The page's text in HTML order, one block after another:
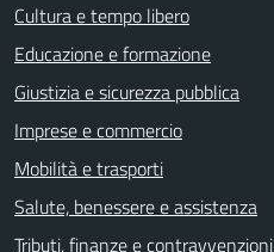
Cultura e tempo libero
Educazione e formazione
Giustizia e sicurezza pubblica
Imprese e commercio
Mobilità e trasporti
Salute, benessere e assistenza
Tributi, finanze e contravvenzioni